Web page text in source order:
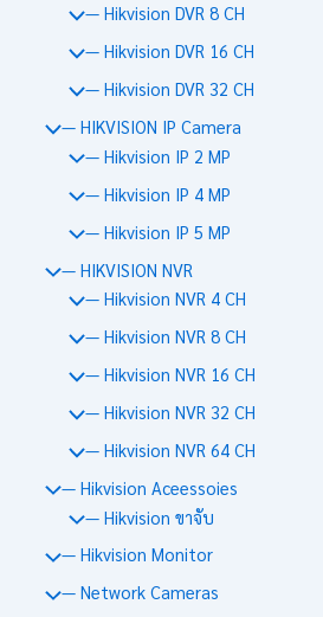
— Hikvision DVR 8 CH
— Hikvision DVR 16 CH
— Hikvision DVR 32 CH
— HIKVISION IP Camera
— Hikvision IP 2 MP
— Hikvision IP 4 MP
— Hikvision IP 5 MP
— HIKVISION NVR
— Hikvision NVR 4 CH
— Hikvision NVR 8 CH
— Hikvision NVR 16 CH
— Hikvision NVR 32 CH
— Hikvision NVR 64 CH
— Hikvision Aceessoies
— Hikvision ขาจับ
— Hikvision Monitor
— Network Cameras